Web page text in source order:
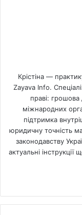
Крістіна —
Zayava Info.
праві: грошова
міжнародних
підтримка
юридичну точність
законодавству
актуальні